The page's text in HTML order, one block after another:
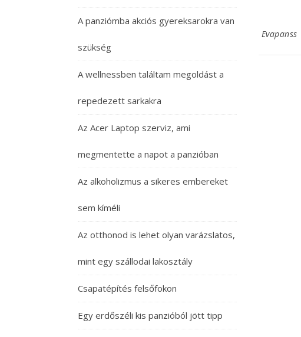
A panziómba akciós gyereksarokra van
szükség
A wellnessben találtam megoldást a
repedezett sarkakra
Az Acer Laptop szerviz, ami
megmentette a napot a panzióban
Az alkoholizmus a sikeres embereket
sem kíméli
Az otthonod is lehet olyan varázslatos,
mint egy szállodai lakosztály
Csapatépítés felsőfokon
Egy erdőszéli kis panzióból jött tipp
Evapanss